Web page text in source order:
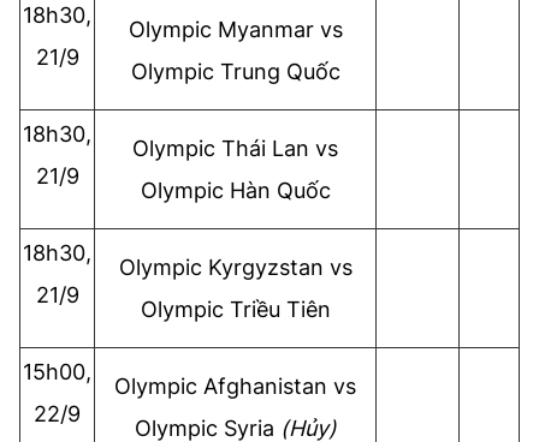
18h30,
21/9
OlympicMyanmar vs
OlympicTrung Quốc
18h30,
21/9
Olympic Thái Lan vs
OlympicHàn Quốc
18h30,
21/9
OlympicKyrgyzstan vs
OlympicTriều Tiên
15h00,
22/9
Olympic Afghanistan vs
OlympicSyria (Hủy)